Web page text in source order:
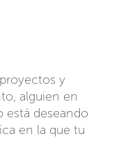
y
alguien en
está deseando
en la que tu